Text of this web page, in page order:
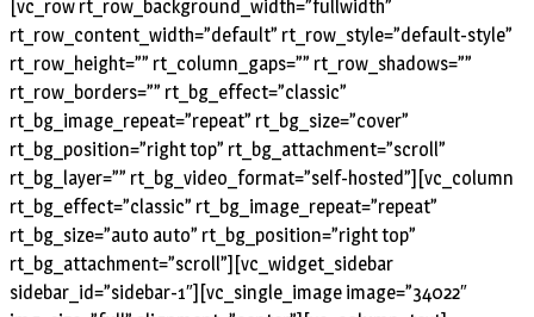
[vc_row rt_row_background_width=”fullwidth”
rt_row_content_width=”default” rt_row_style=”default-style”
rt_row_height=”” rt_column_gaps=”” rt_row_shadows=””
rt_row_borders=”” rt_bg_effect=”classic”
rt_bg_image_repeat=”repeat” rt_bg_size=”cover”
rt_bg_position=”right top” rt_bg_attachment=”scroll”
rt_bg_layer=”” rt_bg_video_format=”self-hosted”][vc_column
rt_bg_effect=”classic” rt_bg_image_repeat=”repeat”
rt_bg_size=”auto auto” rt_bg_position=”right top”
rt_bg_attachment=”scroll”][vc_widget_sidebar
sidebar_id=”sidebar-1″][vc_single_image image=”34022″